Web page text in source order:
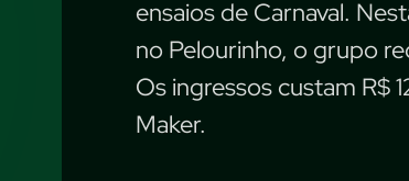
ensaios de Carnaval.
no Pelourinho, o grupo
Os ingressos custam R$
Maker.